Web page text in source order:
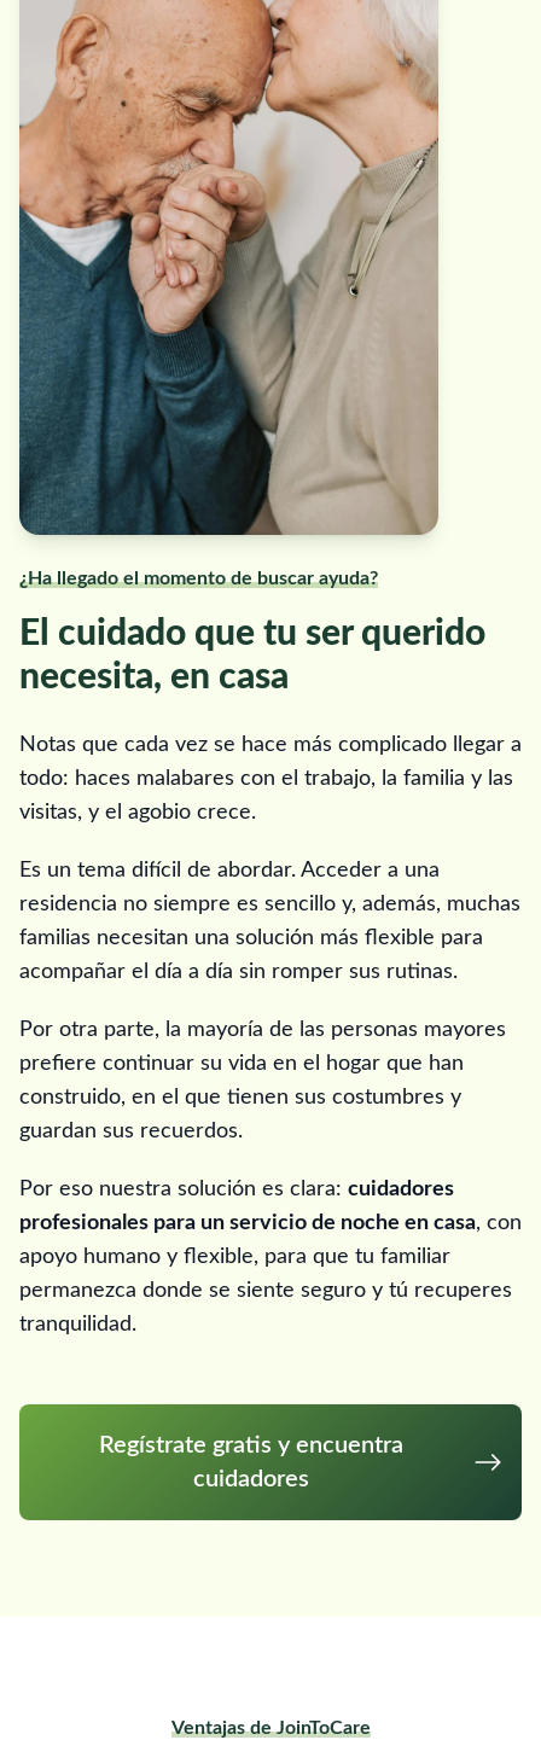
¿Ha llegado el momento de buscar ayuda?
El cuidado que tu ser querido
necesita, en casa
Notas que cada vez se hace más complicado llegar a
todo: haces malabares con el trabajo, la familia y las
visitas, y el agobio crece.
Es un tema difícil de abordar. Acceder a una
residencia no siempre es sencillo y, además, muchas
familias necesitan una solución más flexible para
acompañar el día a día sin romper sus rutinas.
Por otra parte, la mayoría de las personas mayores
prefiere continuar su vida en el hogar que han
construido, en el que tienen sus costumbres y
guardan sus recuerdos.
Por eso nuestra solución es clara: cuidadores
profesionales para un servicio de noche en casa, con
apoyo humano y flexible, para que tu familiar
permanezca donde se siente seguro y tú recuperes
tranquilidad.
Regístrate gratis y encuentra
cuidadores
Ventajas de JoinToCare